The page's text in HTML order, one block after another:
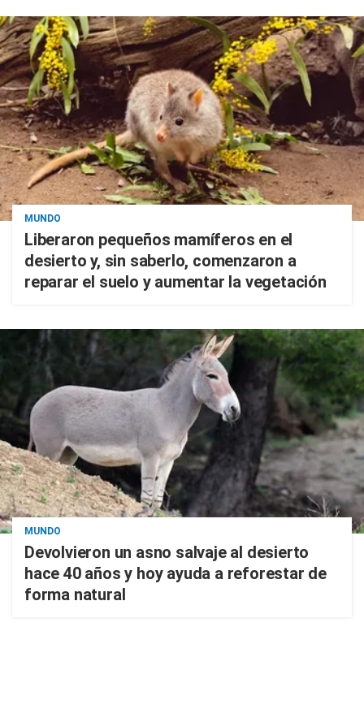
MUNDO
Liberaron pequeños mamíferos en el
desierto y, sin saberlo, comenzaron a
reparar el suelo y aumentar la vegetación
MUNDO
Devolvieron un asno salvaje al desierto
hace 40 años y hoy ayuda a reforestar de
forma natural